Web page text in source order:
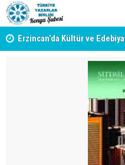
Erzincan’da Kültür ve